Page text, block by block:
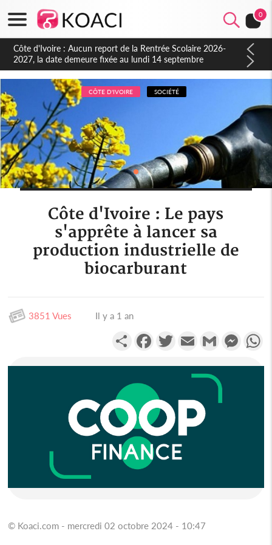
0
Côte d'Ivoire : Indépendance à Blahou, le sous-préfet : « La
fête nous invite à mesurer le chemin parcouru et à renouveler
notre engagement collectif en faveur du développement »
CÔTE D'IVOIRE SOCIÉTÉ
Côte d'Ivoire : Le pays
s'apprête à lancer sa
production industrielle de
biocarburant
3851 Vues Il y a 1 an
PartagerFacebookTwitterEmail Gmail
© Koaci.com - mercredi 02 octobre 2024 - 10:47